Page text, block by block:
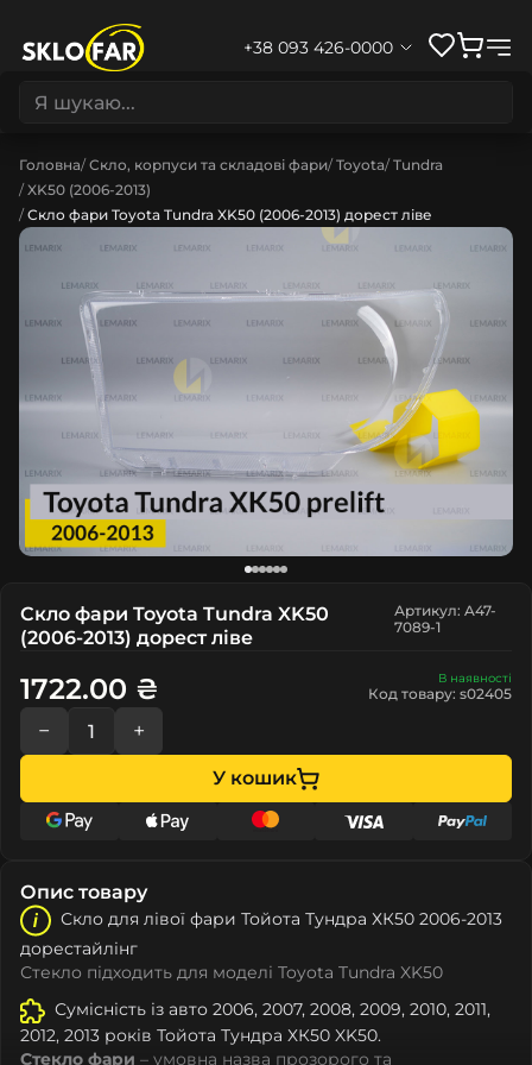
+38 093 426-0000
Головна Скло, корпуси та складові фари Toyota Tundra
XK50 (2006-2013)
Скло фари Toyota Tundra XK50 (2006-2013) дорест ліве
Скло фари Toyota Tundra XK50
(2006-2013) дорест ліве
Артикул: A47-
7089-1
В наявності
Код товару: s02405
1722.00 ₴
− +
У кошик
Опис товару
Скло для лівої фари Тойота Тундра ХК50 2006-2013
дорестайлінг
Стекло підходить для моделі Toyota Tundra XK50
Сумісність із авто 2006, 2007, 2008, 2009, 2010, 2011,
2012, 2013 років Тойота Тундра ХК50 XK50.
Стекло фари – умовна назва прозорого та